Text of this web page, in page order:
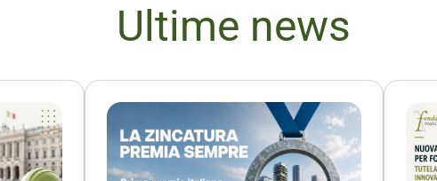
Ultime news